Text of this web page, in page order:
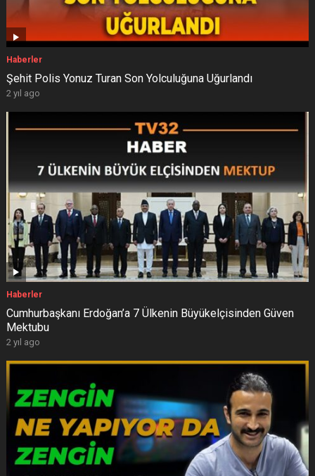
Haberler
Şehit Polis Yonuz Turan Son Yolculuğuna Uğurlandı
2 yıl ago
Haberler
Cumhurbaşkanı Erdoğan’a 7 Ülkenin Büyükelçisinden Güven
Mektubu
2 yıl ago